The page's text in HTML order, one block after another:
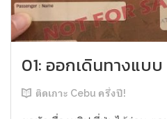
01: ออกเดินทางแบ
ติดเกาะ Cebu ครึ่งปี!